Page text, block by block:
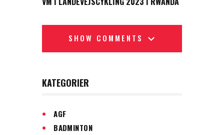
SHOW COMMENTS
KATEGORIER
AGF
BADMINTON